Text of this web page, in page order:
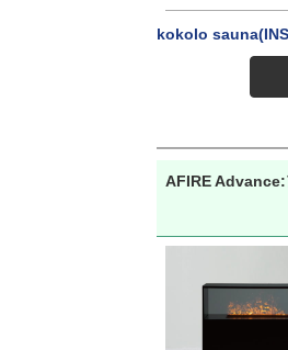
kokolo
AFIRE Advance: